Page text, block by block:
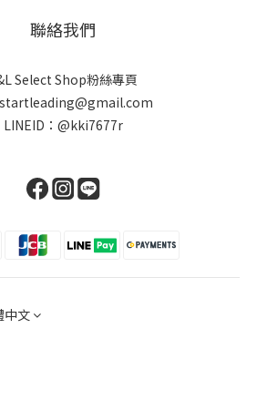
聯絡我們
Select Shop粉絲專頁
LINEID： @kki7677r
中文